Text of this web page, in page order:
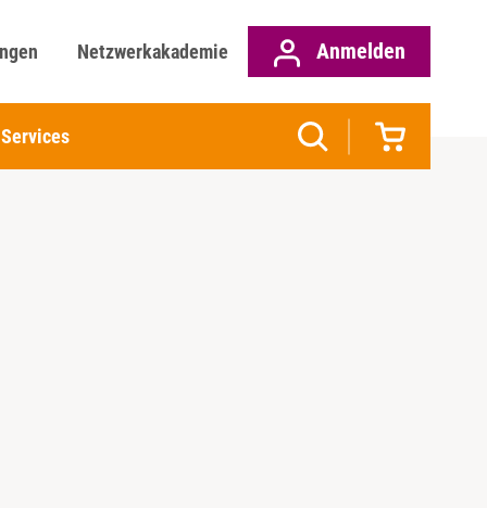
Netzwerkakademie Anmelden
Services